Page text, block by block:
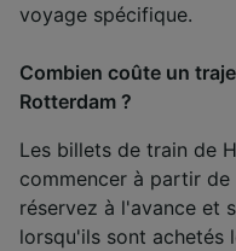
voyage spécifique.
Combien coûte un
Rotterdam ?
Les billets de train de
commencer à partir
réservez à l'avance et
lorsqu'ils sont achetés